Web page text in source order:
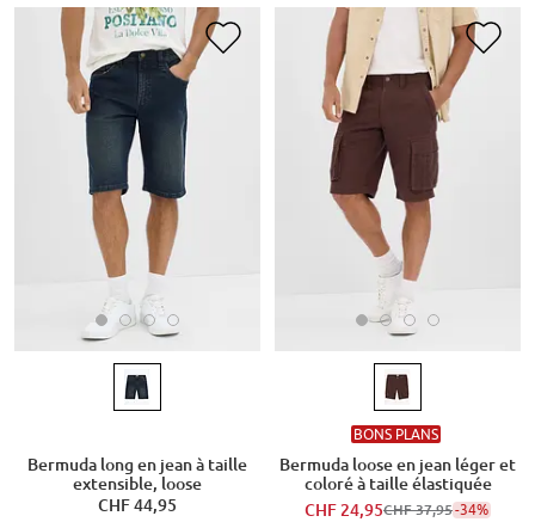
Bermuda long en jean à taille
extensible, loose
CHF 44,95
BONS PLANS
Bermuda loose en jean léger et
coloré à taille élastiquée
CHF 24,95CHF 37,95-34%